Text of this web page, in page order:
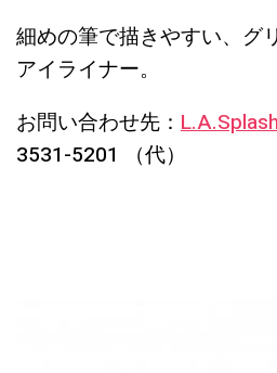
細めの筆で描きやすい、グ
アイライナー。
お問い合わせ先：
3531-5201 （代）